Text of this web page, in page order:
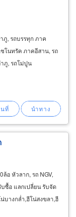
ภู, รถบรรทุก ภาค
โนทรัค ภาคอีสาน, รถ
ภู, รถโม่ปูน
อ หัวลาก, รถ NGV,
ซื้อ แลกเปลี่ยน รับจัด
บางกล่ำ,ฮีโน่สงขลา,ฮี